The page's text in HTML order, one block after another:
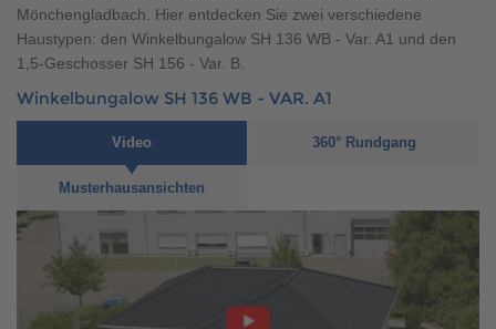
MUSTERHÄUSER
SCANHAUS-VORTEILE
RUND UMS BAUEN
KONTAKT
Mönchengladbach. Hier entdecken Sie zwei verschiedene
Haustypen: den Winkelbungalow SH 136 WB - Var. A1 und den
1,5-Geschosser SH 156 - Var. B.
Winkelbungalow SH 136 WB - VAR. A1
Video 360° Rundgang
Musterhausansichten